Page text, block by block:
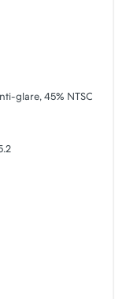
glare, 45% NTSC